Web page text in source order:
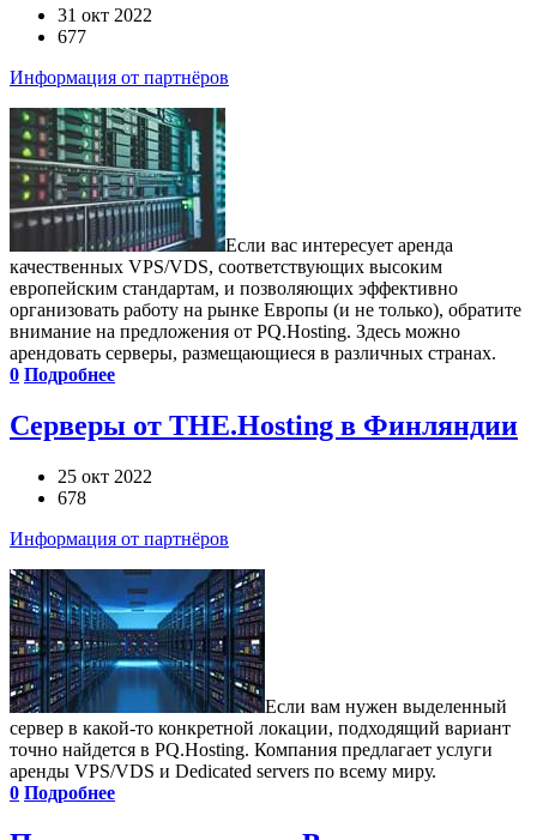
31 окт 2022
677
Информация от партнёров
Если вас интересует аренда
качественных VPS/VDS, соответствующих высоким
европейским стандартам, и позволяющих эффективно
организовать работу на рынке Европы (и не только), обратите
внимание на предложения от PQ.Hosting. Здесь можно
арендовать серверы, размещающиеся в различных странах.
0 Подробнее
Серверы от THE.Hosting в Финляндии
25 окт 2022
678
Информация от партнёров
Если вам нужен выделенный
сервер в какой-то конкретной локации, подходящий вариант
точно найдется в PQ.Hosting. Компания предлагает услуги
аренды VPS/VDS и Dedicated servers по всему миру.
0 Подробнее